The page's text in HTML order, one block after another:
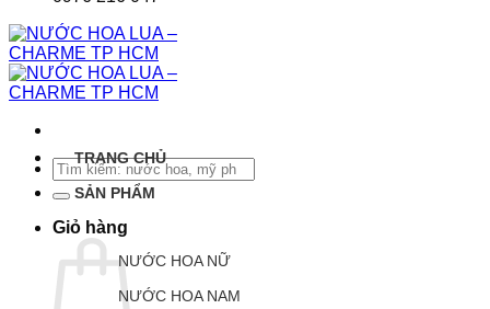
Tìm
kiếm:
Giỏ hàng
TRANG CHỦ
SẢN PHẨM
NƯỚC HOA NỮ
NƯỚC HOA NAM